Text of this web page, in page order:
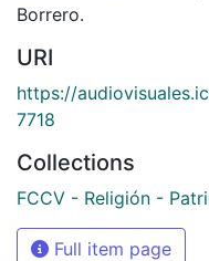
Borrero.
URI
https://
7718
Collections
FCCV - Religión -
Full item page